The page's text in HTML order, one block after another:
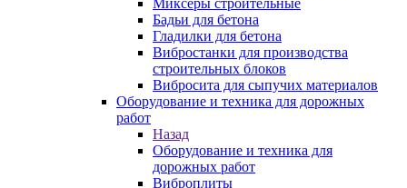
Миксеры строительные
Бадьи для бетона
Гладилки для бетона
Вибростанки для производства
строительных блоков
Вибросита для сыпучих материалов
Оборудование и техника для дорожных
работ
Назад
Оборудование и техника для
дорожных работ
Виброплиты